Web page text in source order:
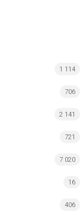
1 114
706
2 141
721
7 020
16
406